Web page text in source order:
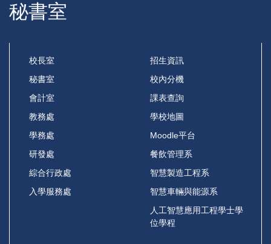
秘書室
校長室
秘書室
會計室
教務處
學務處
研發處
綜合行政處
入學服務處
招生資訊
校內分機
課表查詢
學校地圖
Moodle平台
餐飲管理系
智慧製造工程系
智慧車輛與能源系
人工智慧應用工程學士學
位學程